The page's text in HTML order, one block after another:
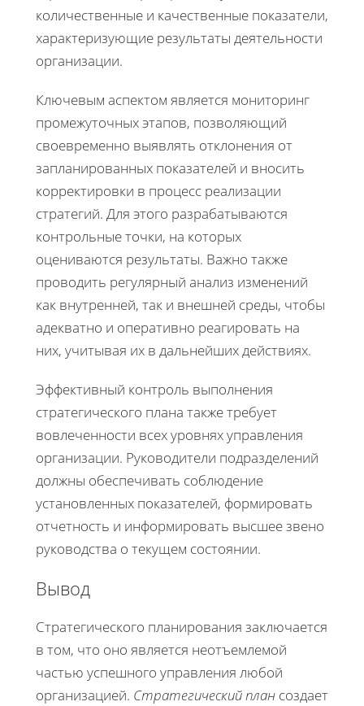
количественные и качественные показатели,
характеризующие результаты деятельности
организации.
Ключевым аспектом является мониторинг
промежуточных этапов, позволяющий
своевременно выявлять отклонения от
запланированных показателей и вносить
корректировки в процесс реализации
стратегий. Для этого разрабатываются
контрольные точки, на которых
оцениваются результаты. Важно также
проводить регулярный анализ изменений
как внутренней, так и внешней среды, чтобы
адекватно и оперативно реагировать на
них, учитывая их в дальнейших действиях.
Эффективный контроль выполнения
стратегического плана также требует
вовлеченности всех уровнях управления
организации. Руководители подразделений
должны обеспечивать соблюдение
установленных показателей, формировать
отчетность и информировать высшее звено
руководства о текущем состоянии.
Вывод
Стратегического планирования заключается
в том, что оно является неотъемлемой
частью успешного управления любой
организацией. Стратегический план создает